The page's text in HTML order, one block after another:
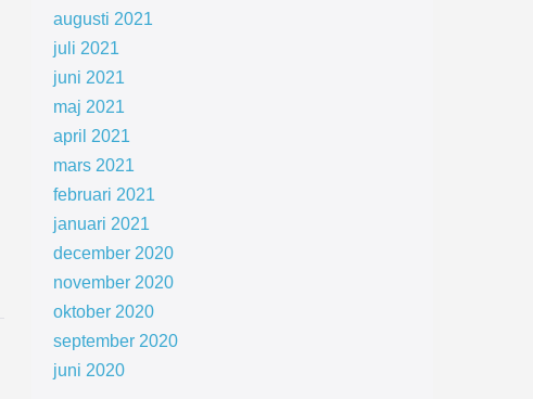
augusti 2021
juli 2021
juni 2021
maj 2021
april 2021
mars 2021
februari 2021
januari 2021
december 2020
november 2020
oktober 2020
september 2020
juni 2020